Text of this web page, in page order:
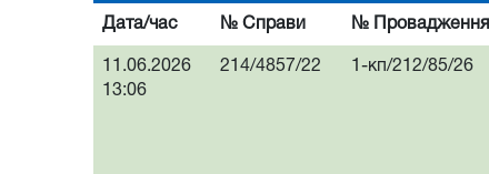
Дата/час № Справи № Провадження
11.06.2026
13:06
214/4857/22 1-кп/212/85/26